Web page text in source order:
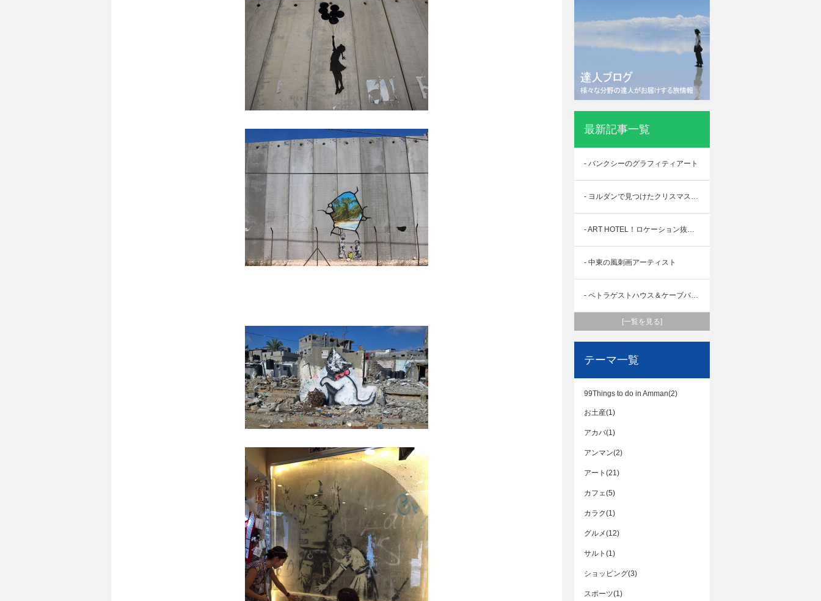
最新記事一覧
- バンクシーのグラフィティアート
- ヨルダンで見つけたクリスマスの風景
- ART HOTEL！ロケーション抜群！ダウンタウンのど真ん中にあるホテル！
- 中東の風刺画アーティスト
- ペトラゲストハウス＆ケーブバー＠ペトラ
[一覧を見る]
テーマ一覧
99Things to do in Amman(2)
お土産(1)
アカバ(1)
アンマン(2)
アート(21)
カフェ(5)
カラク(1)
グルメ(12)
サルト(1)
ショッピング(3)
スポーツ(1)